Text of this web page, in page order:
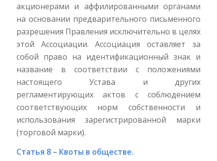
акционерами и аффилированными органами
на основании предварительного письменного
разрешения Правления исключительно в целях
этой Ассоциации. Ассоциация оставляет за
собой право на идентификационный знак и
название в соответствии с положениями
настоящего Устава и других
регламентирующих актов с соблюдением
соответствующих норм собственности и
использования зарегистрированной марки
(торговой марки).
Статья 8 – Квоты в обществе.